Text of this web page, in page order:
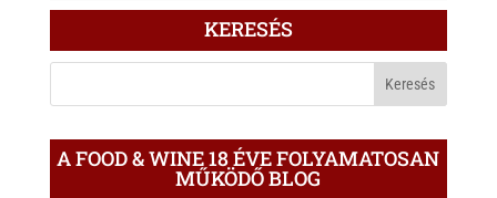
ÍRÁS
BLOGON
KERESÉS
A FOOD & WINE 18 ÉVE FOLYAMATOSAN
MŰKÖDŐ BLOG